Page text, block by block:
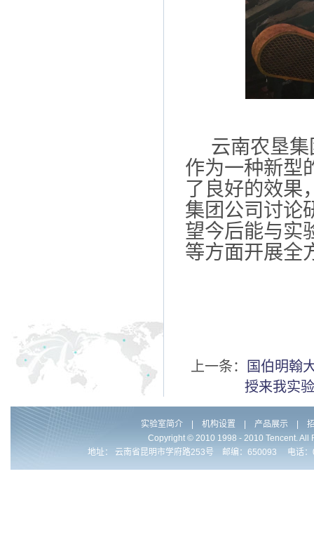
云南农垦
作为一种新型
了良好的效果
集团公司讨论
望今后能与实
等方面开展全
上一条：
国伯明翰
授来我实
实验室简介 机构设置 产品展示
Copyright © 2010 1998 - 2010 Tencent.
地址： 云南省昆明市学府路253号 邮编：650093 电话